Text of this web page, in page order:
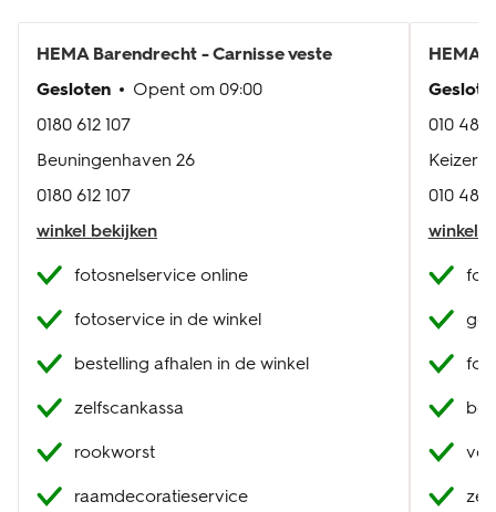
HEMA Barendrecht - Carnisse veste
Gesloten
Opent om 09:00
0180 612 107
Beuningenhaven 26
0180 612 107
winkel bekijken
fotosnelservice online
fotoservice in de winkel
bestelling afhalen in de winkel
zelfscankassa
rookworst
raamdecoratieservice
HEMA
010 482
010 482
winkel